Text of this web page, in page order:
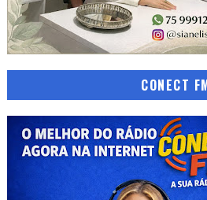
CONECT